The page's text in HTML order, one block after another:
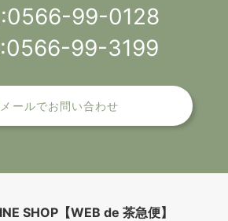
99-0128
99-3199
メールでお問い合わせ
SHOP【WEB de 茶急便】